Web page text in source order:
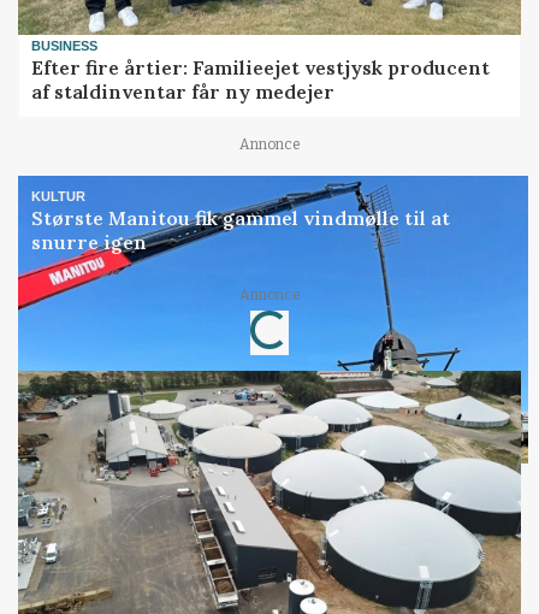
BUSINESS
Efter fire årtier: Familieejet vestjysk producent
af staldinventar får ny medejer
Annonce
KULTUR
Største Manitou fik gammel vindmølle til at
snurre igen
Annonce
Loading...